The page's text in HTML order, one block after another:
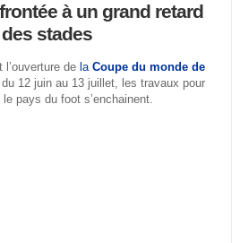
à un grand retard
stades
dela Coupe du monde de
du 12 juin au 13 juillet, les travaux pour
pays du foot s’enchainent.